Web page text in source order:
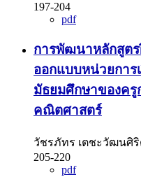
197-204
pdf
การพัฒนาหลักสูตร
ออกแบบหน่วยการ
มัธยมศึกษาของครู
คณิตศาสตร์
วัชรภัทร เตชะวัฒนศิริ
205-220
pdf